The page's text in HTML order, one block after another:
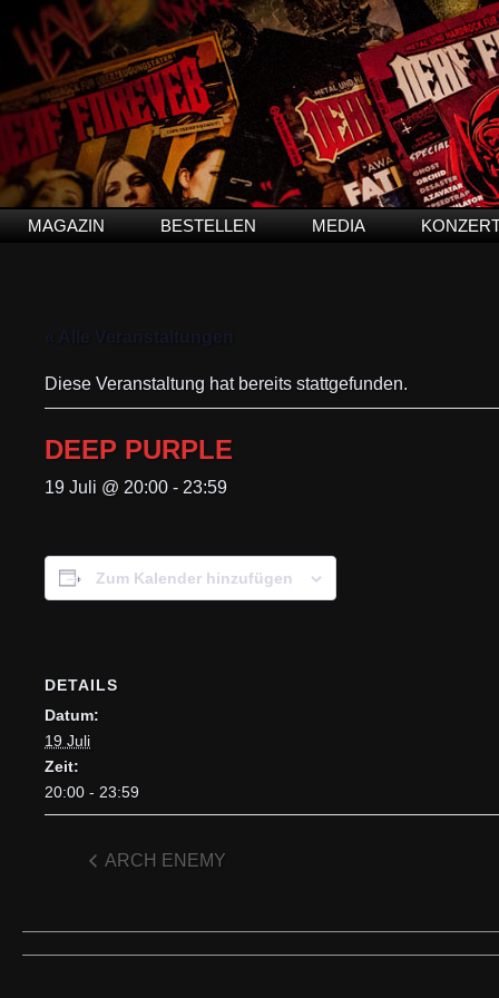
MAGAZIN BESTELLEN MEDIA
« Alle Veranstaltungen
Diese Veranstaltung hat bereits stattgefunden.
DEEP PURPLE
19 Juli @ 20:00 - 23:59
Zum Kalender hinzufügen
DETAILS
Datum:
19 Juli
Zeit:
20:00 - 23:59
ARCH ENEMY